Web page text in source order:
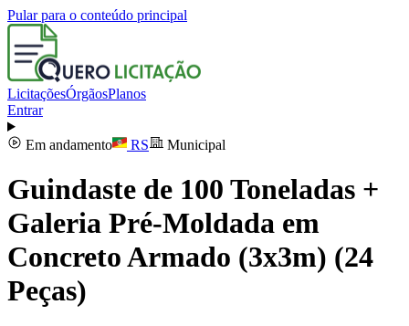
Pular para o conteúdo principal
LicitaçõesÓrgãosPlanos
Entrar
Em andamento RS Municipal
Guindaste de 100 Toneladas +
Galeria Pré-Moldada em
Concreto Armado (3x3m) (24
Peças)